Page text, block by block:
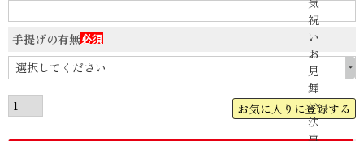
祝
い
お
見
舞
い
法
手提げの有無
(必
須)
お気に入りに登録する